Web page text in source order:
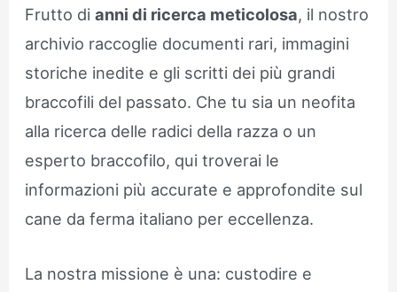
Frutto dianni di ricerca meticolosa, il nostro
archivio raccoglie documenti rari, immagini
storiche inedite e gli scritti dei più grandi
braccofili del passato. Che tu sia un neofita
alla ricerca delle radici della razza o un
esperto braccofilo, qui troverai le
informazioni più accurate e approfondite sul
cane da ferma italiano per eccellenza.
La nostra missione è una: custodire e